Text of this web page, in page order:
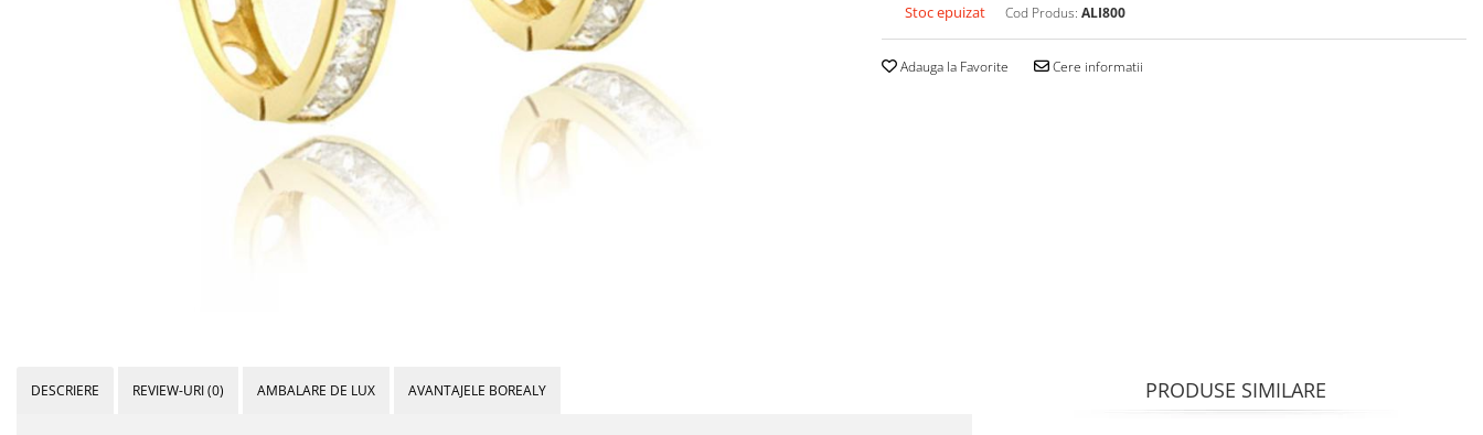
Stoc epuizat Cod Produs: ALI800
Adauga la Favorite Cere informatii
DESCRIERE REVIEW-URI(0) AMBALARE DE LUX AVANTAJELE BOREALY PRODUSE SIMILARE